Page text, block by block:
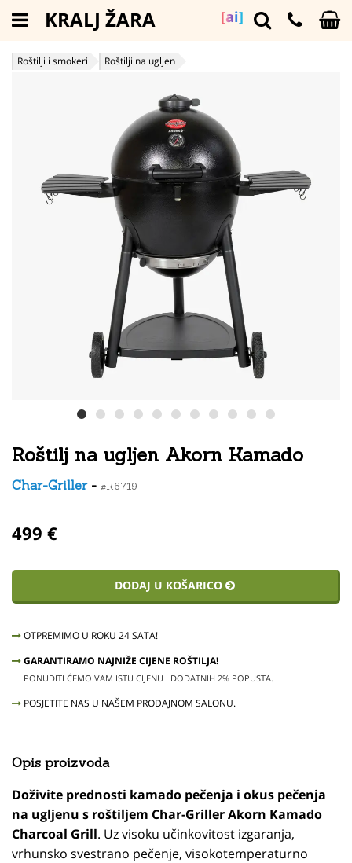
[ai]
KRALJ ŽARA
Roštilji i smokeri Roštilji na ugljen
Roštilj na ugljen Akorn Kamado
Char-Griller- #K6719
499 €
DODAJ U KOŠARICO
OTPREMIMO U ROKU 24 SATA!
GARANTIRAMO NAJNIŽE CIJENE ROŠTILJA!
PONUDITI ĆEMO VAM ISTU CIJENU I DODATNIH 2% POPUSTA.
POSJETITE NAS U NAŠEM PRODAJNOM SALONU.
Opis proizvoda
Doživite prednosti kamado pečenja i okus pečenja
na ugljenu s roštiljem Char-Griller Akorn Kamado
Charcoal Grill. Uz visoku učinkovitost izgaranja,
vrhunsko svestrano pečenje, visokotemperaturno